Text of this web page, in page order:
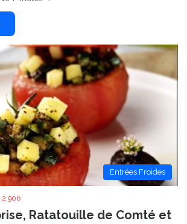
Entrées Froides
2 906
Ratatouille de Comté et